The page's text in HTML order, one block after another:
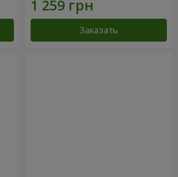
Заказать